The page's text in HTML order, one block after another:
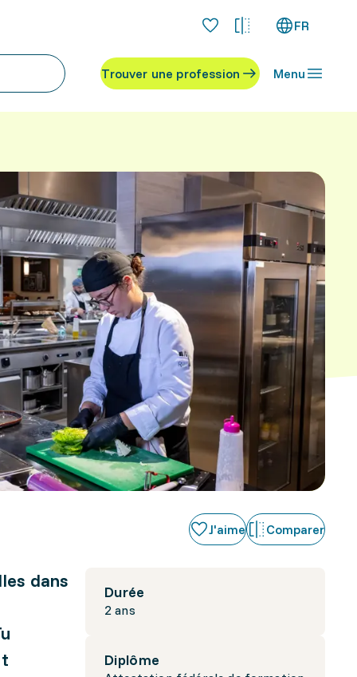
FR
Trouver une profession Menu
J'aime Comparer
Durée
2 ans
Diplôme
dans